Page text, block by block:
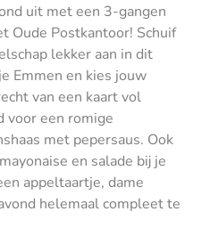
uit met een 3-gangen
Oude Postkantoor! Schuif
lekker aan in dit
Emmen en kies jouw
van een kaart vol
voor een romige
met pepersaus. Ook
en salade bij je
appeltaartje, dame
helemaal compleet te